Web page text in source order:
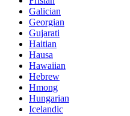
Galician
Georgian
Gujarati
Haitian
Hausa
Hawaiian
Hebrew
Hmong
Hungarian
Icelandic